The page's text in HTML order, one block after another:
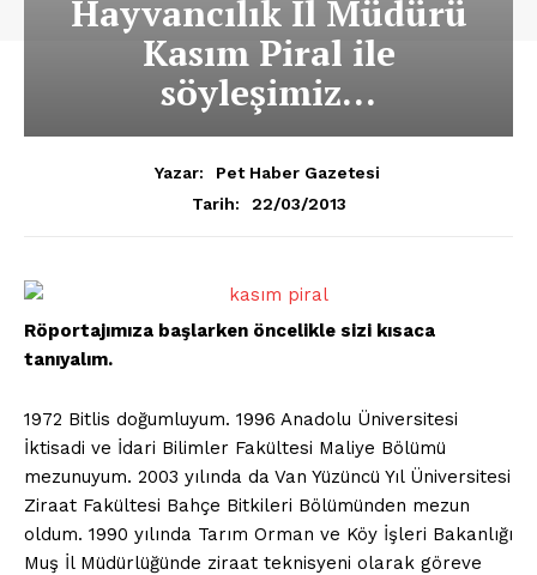
Hayvancılık İl Müdürü
Kasım Piral ile
söyleşimiz…
Yazar:
Pet Haber Gazetesi
Tarih:
22/03/2013
Röportajımıza başlarken öncelikle sizi kısaca
tanıyalım.
1972 Bitlis doğumluyum. 1996 Anadolu Üniversitesi
İktisadi ve İdari Bilimler Fakültesi Maliye Bölümü
mezunuyum. 2003 yılında da Van Yüzüncü Yıl Üniversitesi
Ziraat Fakültesi Bahçe Bitkileri Bölümünden mezun
oldum. 1990 yılında Tarım Orman ve Köy İşleri Bakanlığı
Muş İl Müdürlüğünde ziraat teknisyeni olarak göreve